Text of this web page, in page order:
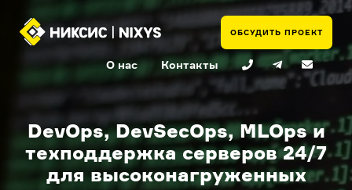
ОБСУДИТЬ ПРОЕКТ
О нас Контакты
DevOps, DevSecOps, MLOps и
техподдержка серверов 24/7
для высоконагруженных